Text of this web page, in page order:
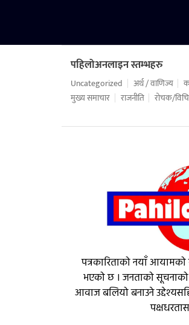
पहिलोअनलाइन स्तम्भहरु
Uncategorized अर्थ / वाणिज्य
मुख्य समाचार
राजनीति रोचक/
पत्रकारिताको नयाँ
भएको छ । जनताको
आवाज बलियो बनाउने